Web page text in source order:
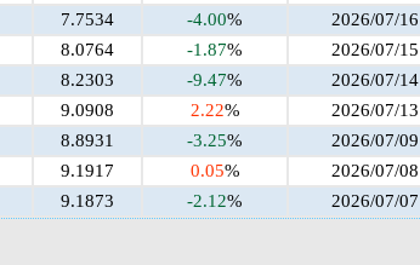
7.7534 -4.00% 2026/07/16
8.0764 -1.87% 2026/07/15
8.2303 -9.47% 2026/07/14
9.0908 2.22% 2026/07/13
8.8931 -3.25% 2026/07/09
9.1917 0.05% 2026/07/08
9.1873 -2.12% 2026/07/07